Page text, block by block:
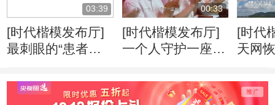
03:39
[时代楷模发布厅]
最刺眼的“患者拒
00:33
[时代楷模发布厅]
一个人守护一座
个人
[时代
天网